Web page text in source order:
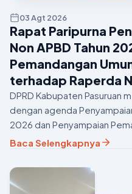
03 Agt 2026
Rapat Paripurna
Non APBD Tahun
Pemandangan
terhadap Raperda
DPRD Kabupaten Pasuruan
dengan agenda
2026 dan Penyampaian
terhadap Raperda Non
Baca Selengkapnya